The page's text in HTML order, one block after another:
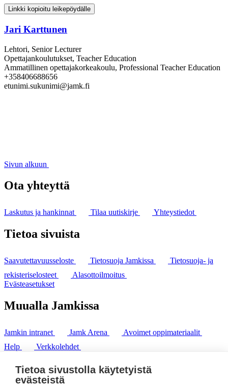
Linkki kopioitu leikepöydälle
Jari Karttunen
Lehtori, Senior Lecturer
Opettajankoulutukset, Teacher Education
Ammatillinen opettajakorkeakoulu, Professional Teacher Education
+358406688656
etunimi.sukunimi@jamk.fi
Sivun alkuun
Ota yhteyttä
Laskutus ja hankinnat Tilaa uutiskirje Yhteystiedot
Tietoa sivuista
Saavutettavuusseloste Tietosuoja Jamkissa
Tietosuoja- ja
rekisteriselosteet
Alasottoilmoitus
Evästeasetukset
Muualla Jamkissa
Jamkin intranet Jamk Arena
Avoimet oppimateriaalit
Help
Verkkolehdet
puh. +358 20 743 8100
fax. +358 14 449 9694
Tietoa sivustolla käytetyistä
evästeistä